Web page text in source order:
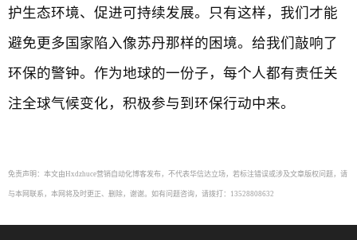
护生态环境、促进可持续发展。只有这样，我们才能
避免更多国家陷入像苏丹那样的困境。给我们敲响了
环保的警钟。作为地球的一份子，每个人都有责任关
注全球气候变化，积极参与到环保行动中来。
免责声明：本文由Hxdzhuce营销自动化博客发布，不代表华信达立场，若标注错误或涉及文章版权问题，请
与本网联系，本网将及时更正、删除，谢谢。如有问题咨询，请拨打：13528808632